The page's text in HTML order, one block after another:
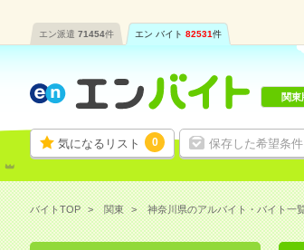
エン派遣 71454件 エン バイト 82531件
気になるリスト 0 保存した希望条件
関東
バイトTOP 関東 神奈川県のアルバイト・バイト一